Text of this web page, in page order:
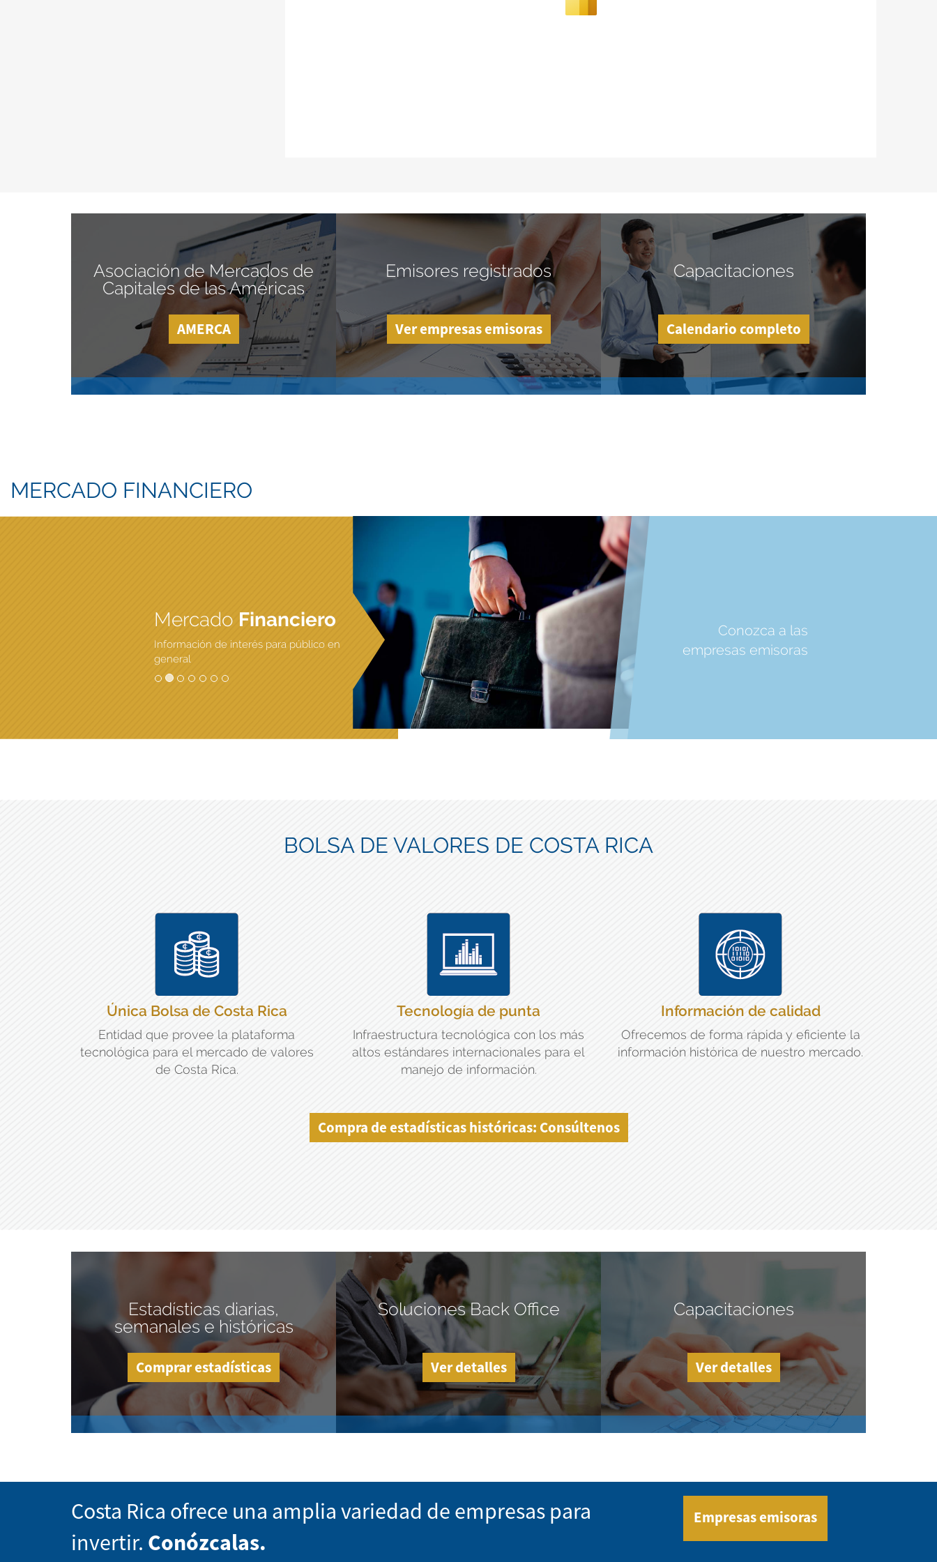
Asociación de Mercados de
Capitales de las Américas
AMERCA
Emisores registrados
Ver empresas emisoras
Capacitaciones
Calendario completo
MERCADO FINANCIERO
Mercado Financiero
Información de interés para público en
general
Conozca a las
empresas emisoras
BOLSA DE VALORES DE COSTA RICA
Única Bolsa de Costa Rica
Entidad que provee la plataforma
tecnológica para el mercado de valores
de Costa Rica.
Tecnología de punta
Infraestructura tecnológica con los más
altos estándares internacionales para el
manejo de información.
Información de calidad
Ofrecemos de forma rápida y eficiente la
información histórica de nuestro mercado.
Compra de estadísticas históricas: Consúltenos
Estadísticas diarias,
semanales e históricas
Comprar estadísticas
Soluciones Back Office
Ver detalles
Capacitaciones
Ver detalles
Costa Rica ofrece una amplia variedad de empresas para
invertir. Conózcalas.
Empresas emisoras